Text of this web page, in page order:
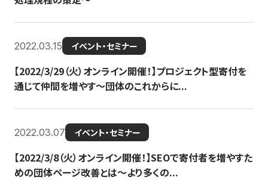
2022.03.15 イベント・セミナー
【2022/3/29（火）オンライン開催！】プロジェクト型寄付を
通じて仲間を増やす～団体のこれからに...
2022.03.07 イベント・セミナー
【2022/3/8（火）オンライン開催！】SEOで寄付者を増やすた
めの団体ページ改善とは～より多くの...